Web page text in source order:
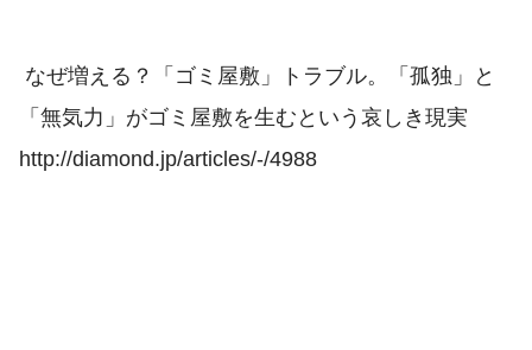
なぜ増える？「ゴミ屋敷」トラブル。「孤独」と
「無気力」がゴミ屋敷を生むという哀しき現実
http://diamond.jp/articles/-/4988